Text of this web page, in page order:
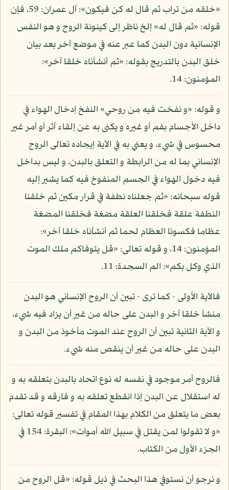
«خلقه من تراب ثم قال له كن فيكون»: آل عمران: 59، فإن
قوله: «ثم قال له» إلخ ناظر إلى كينونة الروح و هو النفس
الإنسانية دون البدن كما عبر عنه في موضع آخر بعد بيان
خلق البدن بالتدريج بقوله: «ثم أنشأناه خلقا آخر»:
المؤمنون: 14.
و قوله: «و نفخت فيه من روحي» النفخ إدخال الهواء في
داخل الأجسام بفم أو غيره و يكنى به عن إلقاء أثر أو أمر غير
محسوس في شيء، و يعني به في الآية إيجاده تعالى الروح
الإنساني بما له من الرابطة و التعلق بالبدن، و ليس بداخل
فيه دخول الهواء في الجسم المنفوخ فيه كما يشير إليه
قوله سبحانه: «ثم جعلناه نطفة في قرار مكين ثم خلقنا
النطفة علقة فخلقنا العلقة مضغة فخلقنا المضغة
عظاما فكسونا العظام لحما ثم أنشأناه خلقا آخر»:
المؤمنون: 14، و قوله تعالى: «قل يتوفاكم ملك الموت
الذي وكل بكم»: الم السجدة: 11.
فالآية الأولى - كما ترى - تبين أن الروح الإنساني هو البدن
منشأ خلقا آخر و البدن على حاله من غير أن يزاد فيه شيء،
و الآية الثانية تبين أن الروح عند الموت مأخوذ من البدن و
البدن على حاله من غير أن ينقص منه شيء.
فالروح أمر موجود في نفسه له نوع اتحاد بالبدن بتعلقه به و
له استقلال عن البدن إذا انقطع تعلقه به و فارقه و قد تقدم
بعض ما يتعلق من الكلام بهذا المقام في تفسير قوله تعالى:
«و لا تقولوا لمن يقتل في سبيل الله أموات»: البقرة: 154 في
الجزء الأول من الكتاب.
و نرجو أن نستوفي هذا البحث في ذيل قوله: «قل الروح من